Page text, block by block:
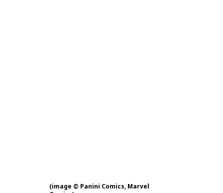
(image © Panini Comics, Marvel